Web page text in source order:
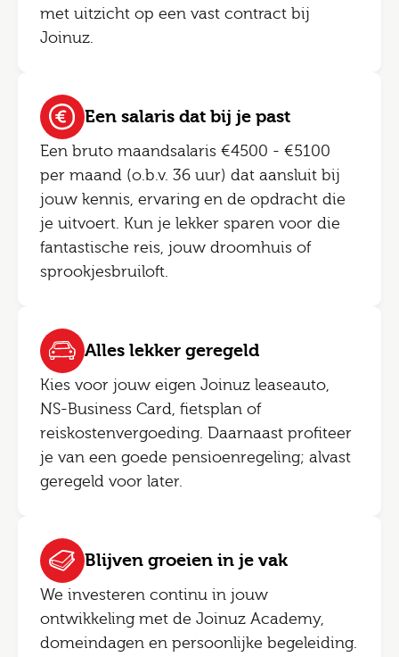
met uitzicht op een vast contract bij
Joinuz.
Een salaris dat bij je past
Een bruto maandsalaris €4500 - €5100
per maand (o.b.v. 36 uur) dat aansluit bij
jouw kennis, ervaring en de opdracht die
je uitvoert. Kun je lekker sparen voor die
fantastische reis, jouw droomhuis of
sprookjesbruiloft.
Alles lekker geregeld
Kies voor jouw eigen Joinuz leaseauto,
NS-Business Card, fietsplan of
reiskostenvergoeding. Daarnaast profiteer
je van een goede pensioenregeling; alvast
geregeld voor later.
Blijven groeien in je vak
We investeren continu in jouw
ontwikkeling met de Joinuz Academy,
domeindagen en persoonlijke begeleiding.